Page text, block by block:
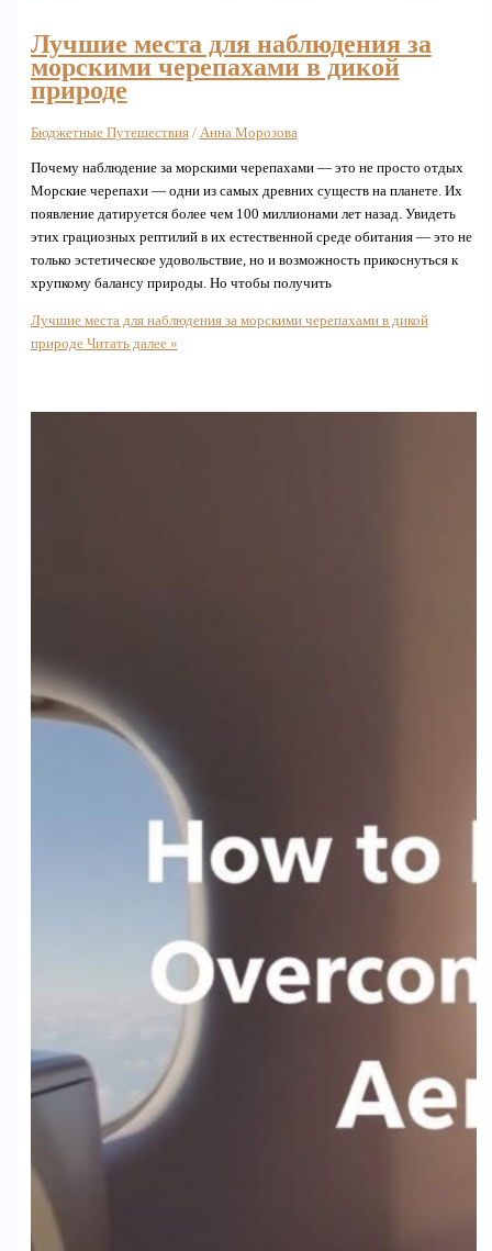
Лучшие места для наблюдения за
морскими черепахами в дикой
природе
Бюджетные Путешествия/ Анна Морозова
Почему наблюдение за морскими черепахами — это не просто отдых
Морские черепахи — одни из самых древних существ на планете. Их
появление датируется более чем 100 миллионами лет назад. Увидеть
этих грациозных рептилий в их естественной среде обитания — это не
только эстетическое удовольствие, но и возможность прикоснуться к
хрупкому балансу природы. Но чтобы получить
Лучшие места для наблюдения за морскими черепахами в дикой
природеЧитать далее »